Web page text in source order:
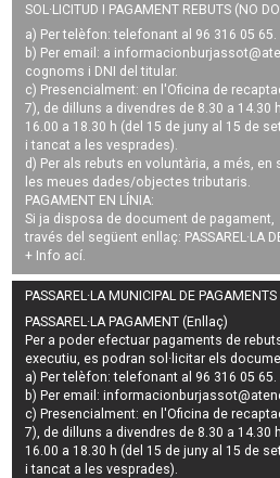
SOL·LICITUD I PAGAMENT REBUTS (NO
a) Per telèfon: telefonant al 96 316 05 65.
b) Per email: a
cognoms i DNI del titular.
c) Presencialment: en l'Oficina de
7), de dilluns a divendres de 8.30 a
16.00 a 18.30 h (del 15 de juny al 15 de
i tancat a les vesprades).
d) Per als rebuts en voluntària, a més,
les meues dades/objectes tributaris.
PAGAMENT EN LÍNIA:
Si ja disposa de document de
través del següent enllaç: PASSAREL·LA
+ Info ací.
PASSAREL·LA MUNICIPAL DE
PASSAREL·LA PAGAMENT (Enllaç)
Per a poder efectuar pagaments de
executiu , es podran sol·licitar els
a) Per telèfon: telefonant al 96 316 05 65.
b) Per email:
c) Presencialment: en l'Oficina de
7), de dilluns a divendres de 8.30 a
16.00 a 18.30 h (del 15 de juny al 15 de
i tancat a les vesprades).